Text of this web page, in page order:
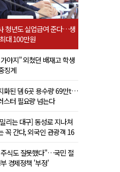
청년도 실업급여 준다…생
대 100만원
야지" 외쳤던 배재고 학생
징계
화된 댐 6곳 용수량 69만t…
스터 필요량 넘는다
리는 대구] 동성로 지나쳐
꼭 간다, 외국인 관광객 16
식도 잘못했다"…국민 절
경제정책 '부정'